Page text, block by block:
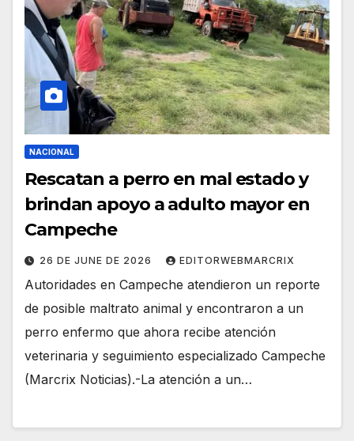
NACIONAL
Rescatan a perro en mal estado y
brindan apoyo a adulto mayor en
Campeche
26 DE JUNE DE 2026 EDITORWEBMARCRIX
Autoridades en Campeche atendieron un reporte
de posible maltrato animal y encontraron a un
perro enfermo que ahora recibe atención
veterinaria y seguimiento especializado Campeche
(Marcrix Noticias).-La atención a un…